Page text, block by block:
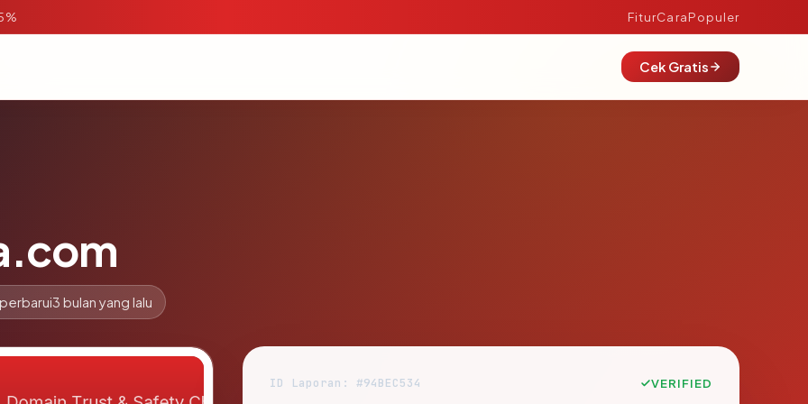
FiturCaraPopuler
Cek Gratis
3 bulan yang lalu
ID Laporan: #94BEC534 VERIFIED